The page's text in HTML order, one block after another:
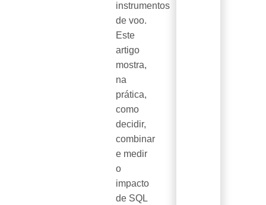
instrumentos
de voo.
Este
artigo
mostra,
na
prática,
como
decidir,
combinar
e medir
o
impacto
de SQL